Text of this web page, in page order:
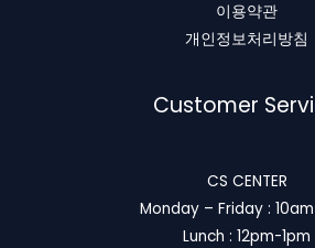
이용약관
개인정보처리방침
Customer
CS CENTER
Monday – Friday :
Lunch : 12pm-1pm